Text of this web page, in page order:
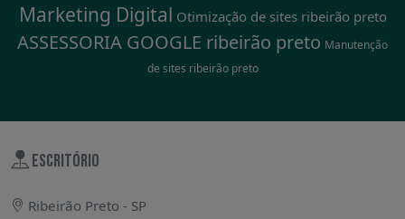
Marketing Digital Otimização de sites ribeirão preto
ASSESSORIA GOOGLE ribeirão preto Manutenção
de sites ribeirão preto
ESCRITÓRIO
Ribeirão Preto - SP